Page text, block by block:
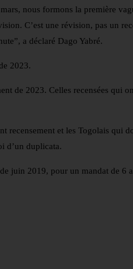
nous formons la première
C’est une révision, pas un
a déclaré Dago Yabré.
2023.
de 2023. Celles recensées qui
recensement et les Togolais qui
d’un duplicata.
juin 2019, pour un mandat de 6